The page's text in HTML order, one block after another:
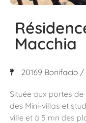
Macchia
20169 Bonifacio
Située aux portes
des Mini-villas et
ville et à 5 mn des